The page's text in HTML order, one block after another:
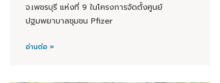
จ.เพชรบุรี แห่งที่ 9 ในโครงการจัดตั้งศูนย์
ปฐมพยาบาลชุมชน Pfizer
อ่านต่อ »